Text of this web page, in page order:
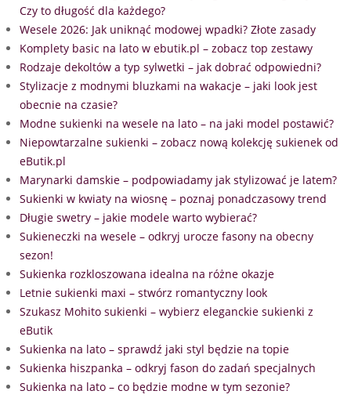
Czy to długość dla każdego?
Wesele 2026: Jak uniknąć modowej wpadki? Złote zasady
Komplety basic na lato w ebutik.pl – zobacz top zestawy
Rodzaje dekoltów a typ sylwetki – jak dobrać odpowiedni?
Stylizacje z modnymi bluzkami na wakacje – jaki look jest
obecnie na czasie?
Modne sukienki na wesele na lato – na jaki model postawić?
Niepowtarzalne sukienki – zobacz nową kolekcję sukienek od
eButik.pl
Marynarki damskie – podpowiadamy jak stylizować je latem?
Sukienki w kwiaty na wiosnę – poznaj ponadczasowy trend
Długie swetry – jakie modele warto wybierać?
Sukieneczki na wesele – odkryj urocze fasony na obecny
sezon!
Sukienka rozkloszowana idealna na różne okazje
Letnie sukienki maxi – stwórz romantyczny look
Szukasz Mohito sukienki – wybierz eleganckie sukienki z
eButik
Sukienka na lato – sprawdź jaki styl będzie na topie
Sukienka hiszpanka – odkryj fason do zadań specjalnych
Sukienka na lato – co będzie modne w tym sezonie?